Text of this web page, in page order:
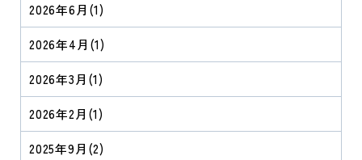
2026年6月 (1)
2026年4月 (1)
2026年3月 (1)
2026年2月 (1)
2025年9月 (2)